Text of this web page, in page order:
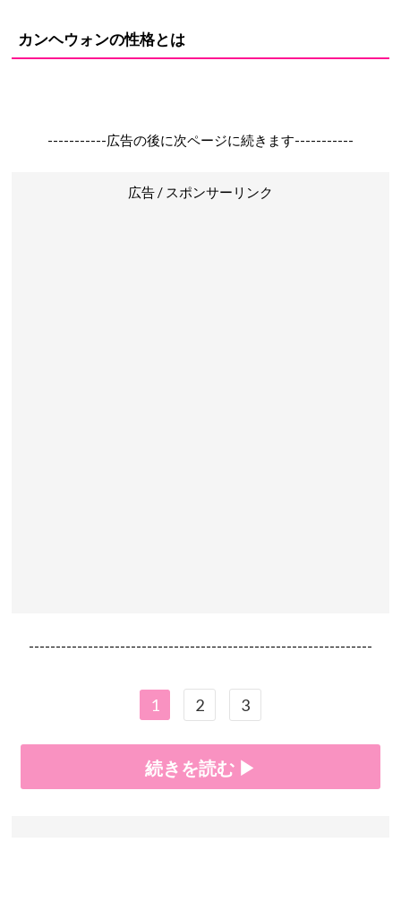
カンヘウォンの性格とは
-----------広告の後に次ページに続きます-----------
広告 / スポンサーリンク
----------------------------------------------------------------
1 2 3
続きを読む ▶